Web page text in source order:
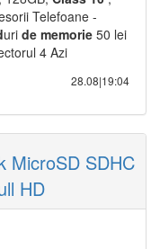
Telefoane -
uri de memorie 50 lei
4 Azi
28.08|19:04
MicroSD SDHC
HD